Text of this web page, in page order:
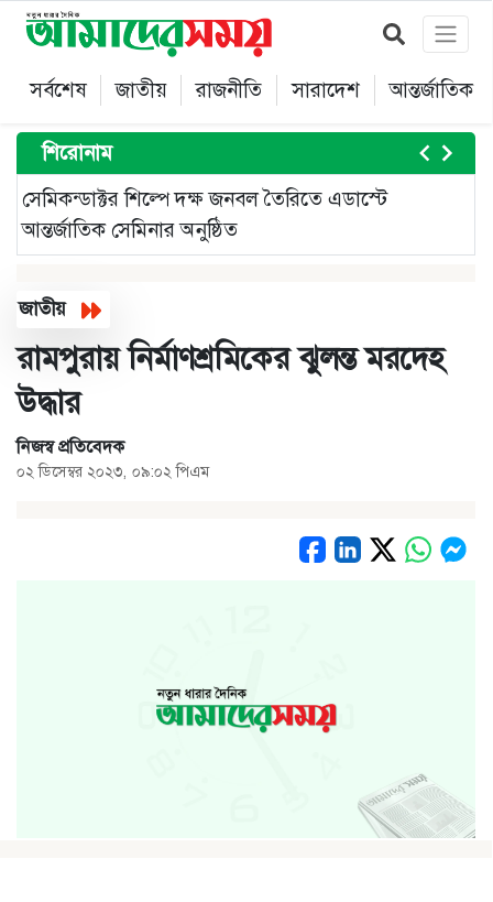
সর্বশেষ জাতীয় রাজনীতি সারাদেশ আন্তর্জাতিক
শিরোনাম
সেমিকন্ডাক্টর শিল্পে দক্ষ জনবল তৈরিতে এডাস্টে
আন্তর্জাতিক সেমিনার অনুষ্ঠিত
4
5
জাতীয়
রামপুরায় নির্মাণশ্রমিকের ঝুলন্ত মরদেহ
উদ্ধার
নিজস্ব প্রতিবেদক
০২ ডিসেম্বর ২০২৩, ০৯:০২ পিএম